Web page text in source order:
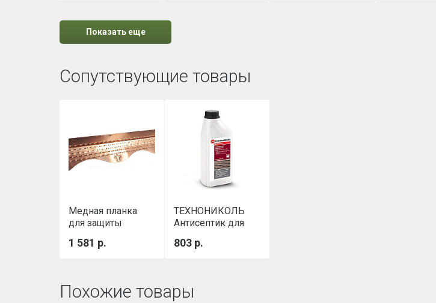
Показать еще
Сопутствующие товары
Медная планка
для защиты
StopMOSS
1 581 р.
ТЕХНОНИКОЛЬ
Антисептик для
концентрат 1:10,
803 р.
Похожие товары